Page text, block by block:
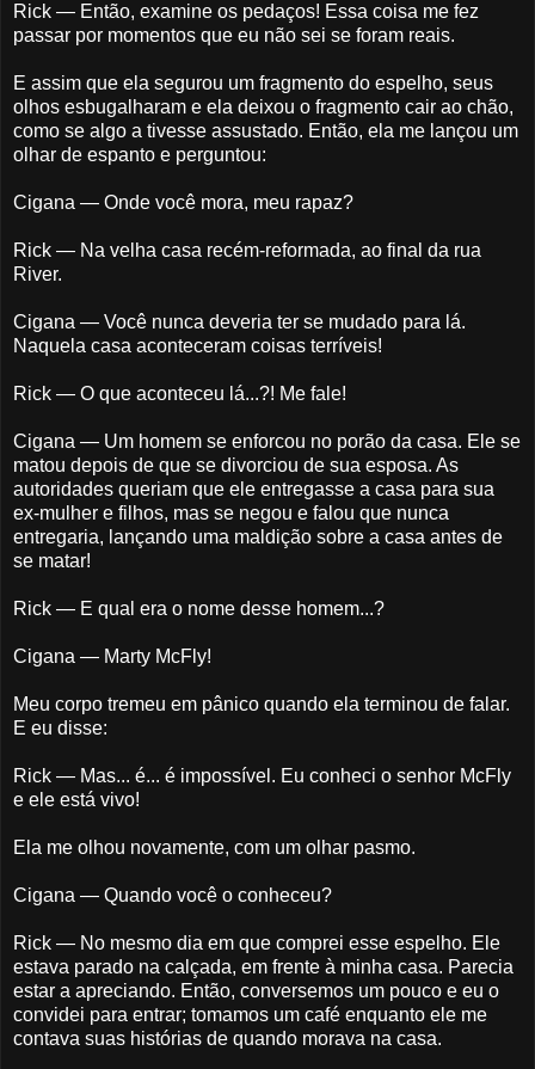
Rick — Então, examine os pedaços! Essa coisa me fez
passar por momentos que eu não sei se foram reais.
E assim que ela segurou um fragmento do espelho, seus
olhos esbugalharam e ela deixou o fragmento cair ao chão,
como se algo a tivesse assustado. Então, ela me lançou um
olhar de espanto e perguntou:
Cigana — Onde você mora, meu rapaz?
Rick — Na velha casa recém-reformada, ao final da rua
River.
Cigana — Você nunca deveria ter se mudado para lá.
Naquela casa aconteceram coisas terríveis!
Rick — O que aconteceu lá...?! Me fale!
Cigana — Um homem se enforcou no porão da casa. Ele se
matou depois de que se divorciou de sua esposa. As
autoridades queriam que ele entregasse a casa para sua
ex-mulher e filhos, mas se negou e falou que nunca
entregaria, lançando uma maldição sobre a casa antes de
se matar!
Rick — E qual era o nome desse homem...?
Cigana — Marty McFly!
Meu corpo tremeu em pânico quando ela terminou de falar.
E eu disse:
Rick — Mas... é... é impossível. Eu conheci o senhor McFly
e ele está vivo!
Ela me olhou novamente, com um olhar pasmo.
Cigana — Quando você o conheceu?
Rick — No mesmo dia em que comprei esse espelho. Ele
estava parado na calçada, em frente à minha casa. Parecia
estar a apreciando. Então, conversemos um pouco e eu o
convidei para entrar; tomamos um café enquanto ele me
contava suas histórias de quando morava na casa.